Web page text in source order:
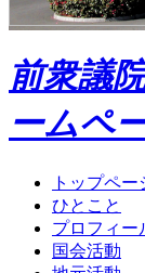
前衆議
ームペ
トップペー
ひとこと
プロフィー
国会活動